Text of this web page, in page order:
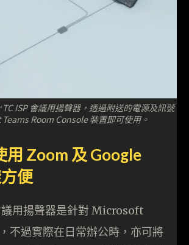
ISP 會議用揚聲器，透過附送的電源及訊號
Room Console 裝置即可使用。
用 Zoom 及 Google
便
議用揚聲器是針對 Microsoft
不過實際在日常辦公時，亦可將